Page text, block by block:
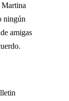
ningún
amigas